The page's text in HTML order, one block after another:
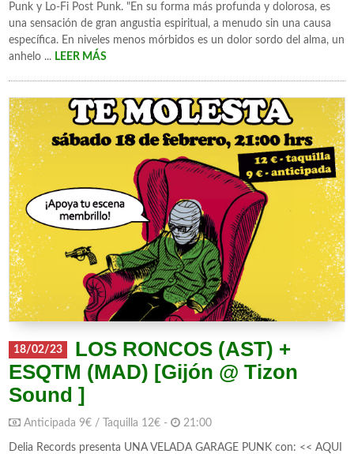
Punk y Lo-Fi Post Punk. "En su forma más profunda y dolorosa, es
una sensación de gran angustia espiritual, a menudo sin una causa
específica. En niveles menos mórbidos es un dolor sordo del alma, un
anhelo ... LEER MÁS
18/02/23
LOS RONCOS (AST) +
ESQTM (MAD) [Gijón @ Tizon
Sound ]
Anticipada 9€ / Taquilla 12€ - 21:00
Delia Records presenta UNA VELADA GARAGE PUNK con: << AQUI